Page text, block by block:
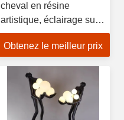
cheval en résine
artistique, éclairage sur
pied peint à la main, fait
main, lumière
Obtenez le meilleur prix